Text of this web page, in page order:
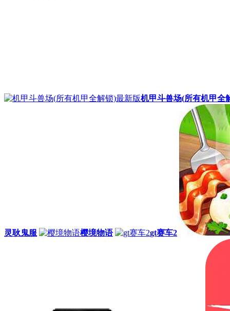
机甲斗兽场(所有机甲全
灵耿鬼服 樱境物语 gt赛车2